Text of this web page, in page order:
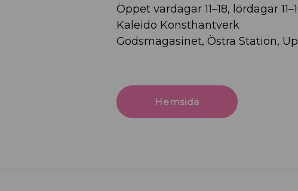
Öppet vardagar 11–18, lördagar
Kaleido Konsthantverk
Godsmagasinet, Östra Station,
Hemsida